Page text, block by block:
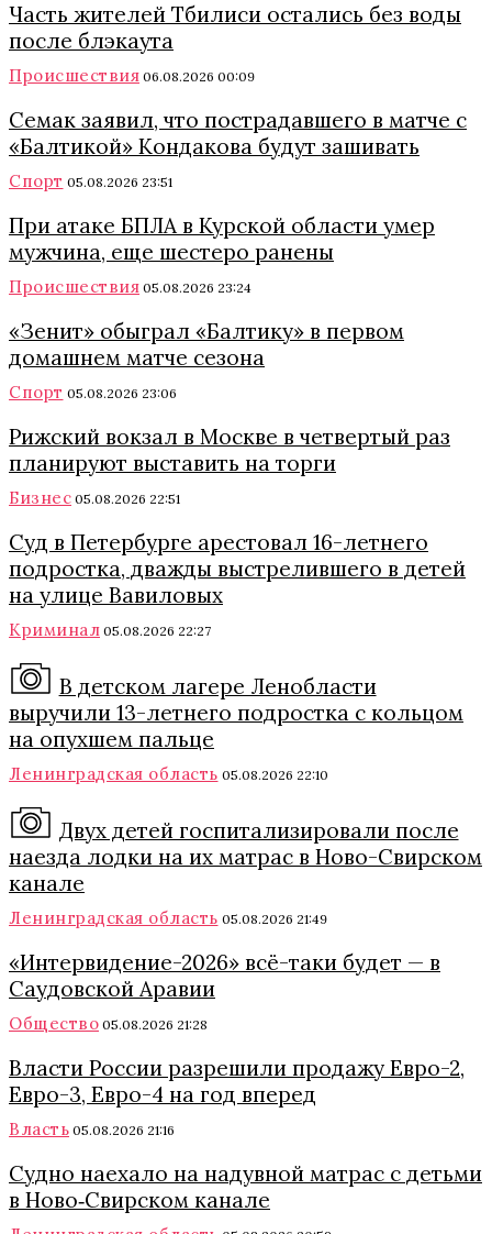
Часть жителей Тбилиси остались без воды
после блэкаута
Происшествия 06.08.2026 00:09
Семак заявил, что пострадавшего в матче с
«Балтикой» Кондакова будут зашивать
Спорт 05.08.2026 23:51
При атаке БПЛА в Курской области умер
мужчина, еще шестеро ранены
Происшествия 05.08.2026 23:24
«Зенит» обыграл «Балтику» в первом
домашнем матче сезона
Спорт 05.08.2026 23:06
Рижский вокзал в Москве в четвертый раз
планируют выставить на торги
Бизнес 05.08.2026 22:51
Суд в Петербурге арестовал 16-летнего
подростка, дважды выстрелившего в детей
на улице Вавиловых
Криминал 05.08.2026 22:27
В детском лагере Ленобласти
выручили 13-летнего подростка с кольцом
на опухшем пальце
Ленинградская область 05.08.2026 22:10
Двух детей госпитализировали после
наезда лодки на их матрас в Ново-Свирском
канале
Ленинградская область 05.08.2026 21:49
«Интервидение-2026» всё-таки будет — в
Саудовской Аравии
Общество 05.08.2026 21:28
Власти России разрешили продажу Евро-2,
Евро-3, Евро-4 на год вперед
Власть 05.08.2026 21:16
Судно наехало на надувной матрас с детьми
в Ново‑Свирском канале